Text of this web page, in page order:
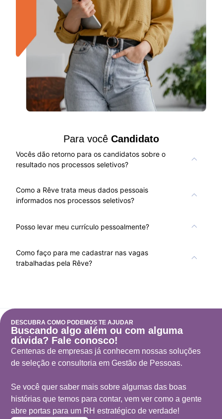
Para você Candidato
Vocês dão retorno para os candidatos sobre o
resultado nos processos seletivos?
Como a Rêve trata meus dados pessoais
informados nos processos seletivos?
Posso levar meu currículo pessoalmente?
Como faço para me cadastrar nas vagas
trabalhadas pela Rêve?
DESCUBRA COMO PODEMOS TE AJUDAR
Buscando algo além ou com alguma
dúvida? Fale conosco!
Centenas de empresas já conhecem nossas soluções
de seleção e consultoria em Gestão de Pessoas.
Se você quer saber mais sobre algumas das boas
histórias que temos para contar, vem ver como a gente
abre portas para um RH estratégico de verdade!